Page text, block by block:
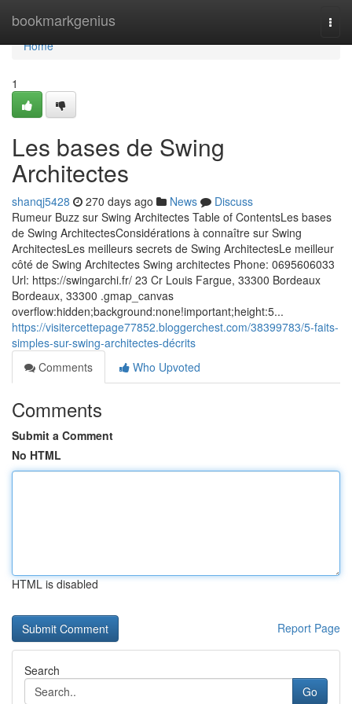
bookmarkgenius
Home
Home
1
Les bases de Swing
Architectes
shanqj5428 270 days ago News
Discuss
Rumeur Buzz sur Swing Architectes Table of ContentsLes bases
de Swing ArchitectesConsidérations à connaître sur Swing
ArchitectesLes meilleurs secrets de Swing ArchitectesLe meilleur
côté de Swing Architectes Swing architectes Phone: 0695606033
Url: https://swingarchi.fr/ 23 Cr Louis Fargue, 33300 Bordeaux
Bordeaux, 33300 .gmap_canvas
overflow:hidden;background:none!important;height:5...
https://visitercettepage77852.bloggerchest.com/38399783/5-faits-
simples-sur-swing-architectes-décrits
Comments
Who Upvoted
Comments
Submit a Comment
No HTML
HTML is disabled
Report Page
Search
Go